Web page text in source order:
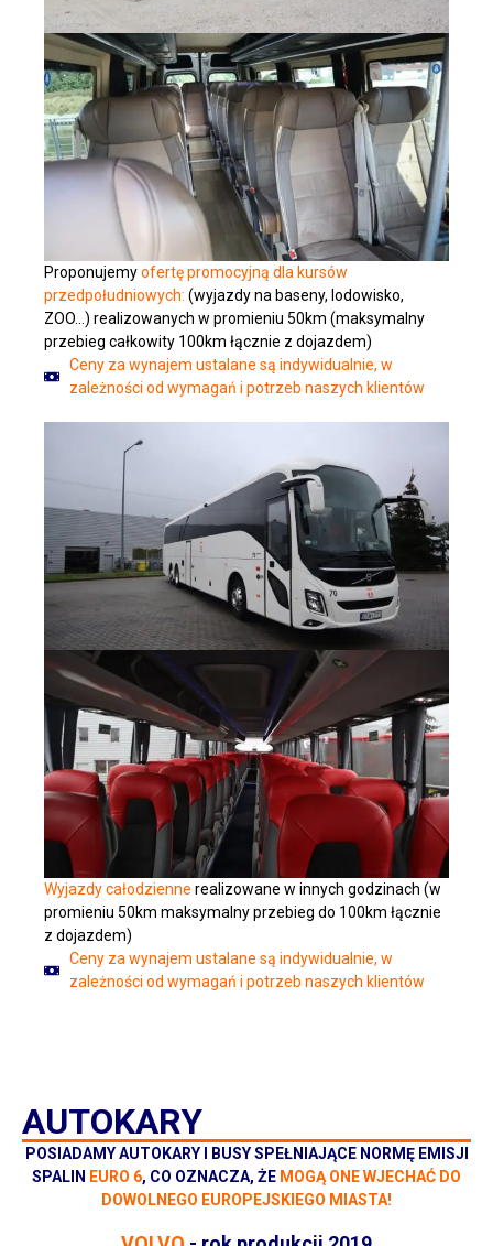
Proponujemyofertę promocyjną dla kursów
przedpołudniowych: (wyjazdy na baseny, lodowisko,
ZOO…) realizowanych w promieniu 50km (maksymalny
przebieg całkowity 100km łącznie z dojazdem)
Ceny za wynajem ustalane są indywidualnie, w
zależności od wymagań i potrzeb naszych klientów
Wyjazdy całodzienne realizowane w innych godzinach (w
promieniu 50km maksymalny przebieg do 100km łącznie
z dojazdem)
Ceny za wynajem ustalane są indywidualnie, w
zależności od wymagań i potrzeb naszych klientów
AUTOKARY
POSIADAMY AUTOKARY I BUSY SPEŁNIAJĄCE NORMĘ EMISJI
SPALIN EURO 6, CO OZNACZA, ŻE MOGĄ ONE WJECHAĆ DO
DOWOLNEGO EUROPEJSKIEGO MIASTA!